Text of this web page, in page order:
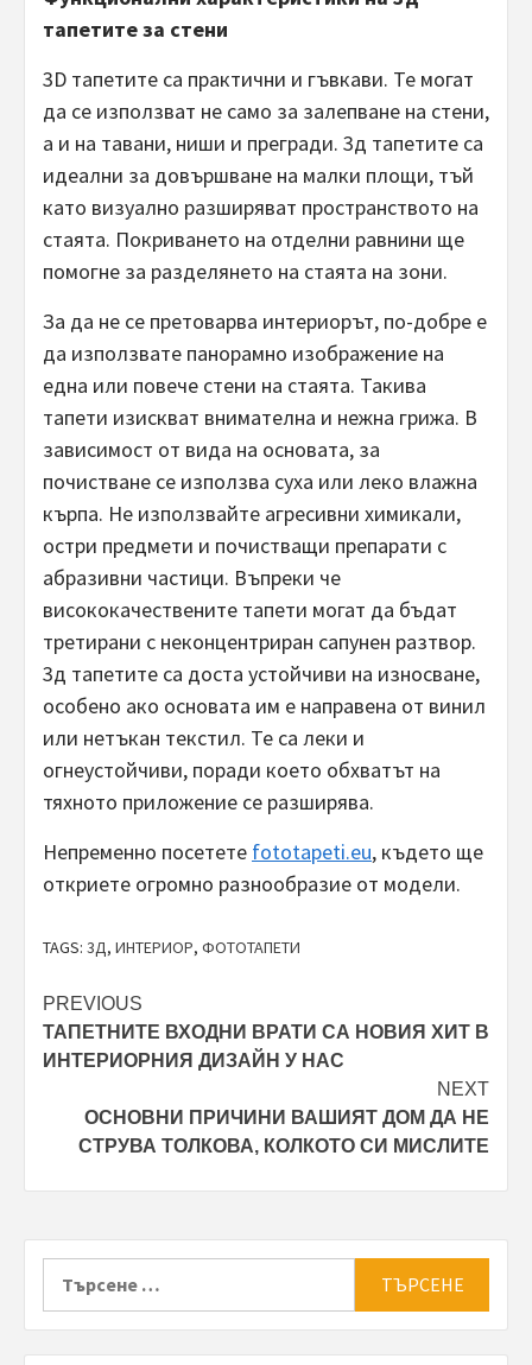
тапетите за стени
3D тапетите са практични и гъвкави. Те могат
да се използват не само за залепване на стени,
а и на тавани, ниши и прегради. 3д тапетите са
идеални за довършване на малки площи, тъй
като визуално разширяват пространството на
стаята. Покриването на отделни равнини ще
помогне за разделянето на стаята на зони.
За да не се претоварва интериорът, по-добре е
да използвате панорамно изображение на
една или повече стени на стаята. Такива
тапети изискват внимателна и нежна грижа. В
зависимост от вида на основата, за
почистване се използва суха или леко влажна
кърпа. Не използвайте агресивни химикали,
остри предмети и почистващи препарати с
абразивни частици. Въпреки че
висококачествените тапети могат да бъдат
третирани с неконцентриран сапунен разтвор.
3д тапетите са доста устойчиви на износване,
особено ако основата им е направена от винил
или нетъкан текстил. Те са леки и
огнеустойчиви, поради което обхватът на
тяхното приложение се разширява.
Непременно посетете fototapeti.eu, където ще
откриете огромно разнообразие от модели.
TAGS: 3Д, ИНТЕРИОР, ФОТОТАПЕТИ
Post
navigation
PREVIOUS
ТАПЕТНИТЕ ВХОДНИ ВРАТИ СА НОВИЯ ХИТ В
ИНТЕРИОРНИЯ ДИЗАЙН У НАС
NEXT
ОСНОВНИ ПРИЧИНИ ВАШИЯТ ДОМ ДА НЕ
СТРУВА ТОЛКОВА, КОЛКОТО СИ МИСЛИТЕ